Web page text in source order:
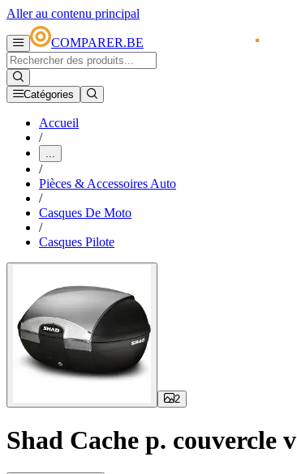
Aller au contenu principal
COMPARER.BE
Catégories
Accueil
/
...
/
Pièces & Accessoires Auto
/
Casques De Moto
/
Casques Pilote
2
Shad Cache p. couvercle